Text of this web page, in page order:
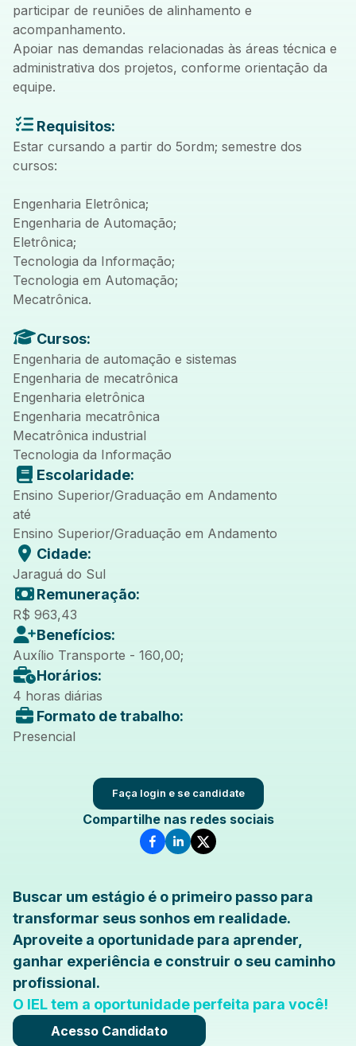
participar de reuniões de alinhamento e
acompanhamento.
Apoiar nas demandas relacionadas às áreas técnica e
administrativa dos projetos, conforme orientação da
equipe.
Requisitos:
Estar cursando a partir do 5ordm; semestre dos
cursos:
Engenharia Eletrônica;
Engenharia de Automação;
Eletrônica;
Tecnologia da Informação;
Tecnologia em Automação;
Mecatrônica.
Cursos:
Engenharia de automação e sistemas
Engenharia de mecatrônica
Engenharia eletrônica
Engenharia mecatrônica
Mecatrônica industrial
Tecnologia da Informação
Escolaridade:
Ensino Superior/Graduação em Andamento
até
Ensino Superior/Graduação em Andamento
Cidade:
Jaraguá do Sul
Remuneração:
R$ 963,43
Benefícios:
Auxílio Transporte - 160,00;
Horários:
4 horas diárias
Formato de trabalho:
Presencial
Faça login e se candidate
Compartilhe nas redes sociais
Buscar um estágio é o primeiro passo para
transformar seus sonhos em realidade.
Aproveite a oportunidade para aprender,
ganhar experiência e construir o seu caminho
profissional.
O IEL tem a oportunidade perfeita para você!
Acesso Candidato